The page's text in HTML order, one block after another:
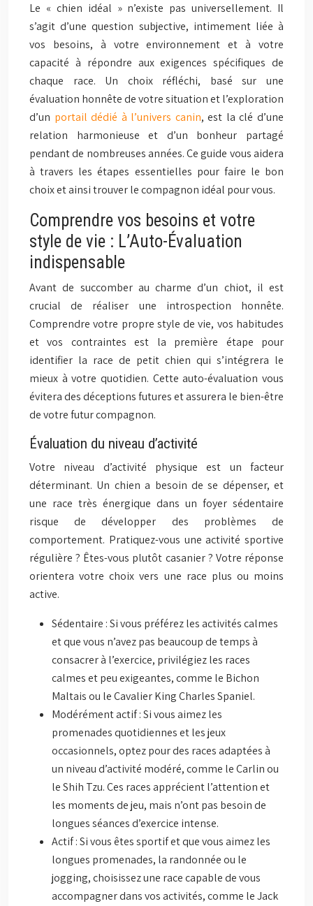
Le « chien idéal » n’existe pas universellement. Il
s’agit d’une question subjective, intimement liée à
vos besoins, à votre environnement et à votre
capacité à répondre aux exigences spécifiques de
chaque race. Un choix réfléchi, basé sur une
évaluation honnête de votre situation et l’exploration
d’un portail dédié à l’univers canin, est la clé d’une
relation harmonieuse et d’un bonheur partagé
pendant de nombreuses années. Ce guide vous aidera
à travers les étapes essentielles pour faire le bon
choix et ainsi trouver le compagnon idéal pour vous.
Comprendre vos besoins et votre
style de vie : L’Auto-Évaluation
indispensable
Avant de succomber au charme d’un chiot, il est
crucial de réaliser une introspection honnête.
Comprendre votre propre style de vie, vos habitudes
et vos contraintes est la première étape pour
identifier la race de petit chien qui s’intégrera le
mieux à votre quotidien. Cette auto-évaluation vous
évitera des déceptions futures et assurera le bien-être
de votre futur compagnon.
Évaluation du niveau d’activité
Votre niveau d’activité physique est un facteur
déterminant. Un chien a besoin de se dépenser, et
une race très énergique dans un foyer sédentaire
risque de développer des problèmes de
comportement. Pratiquez-vous une activité sportive
régulière ? Êtes-vous plutôt casanier ? Votre réponse
orientera votre choix vers une race plus ou moins
active.
Sédentaire : Si vous préférez les activités calmes
et que vous n’avez pas beaucoup de temps à
consacrer à l’exercice, privilégiez les races
calmes et peu exigeantes, comme le Bichon
Maltais ou le Cavalier King Charles Spaniel.
Modérément actif : Si vous aimez les
promenades quotidiennes et les jeux
occasionnels, optez pour des races adaptées à
un niveau d’activité modéré, comme le Carlin ou
le Shih Tzu. Ces races apprécient l’attention et
les moments de jeu, mais n’ont pas besoin de
longues séances d’exercice intense.
Actif : Si vous êtes sportif et que vous aimez les
longues promenades, la randonnée ou le
jogging, choisissez une race capable de vous
accompagner dans vos activités, comme le Jack